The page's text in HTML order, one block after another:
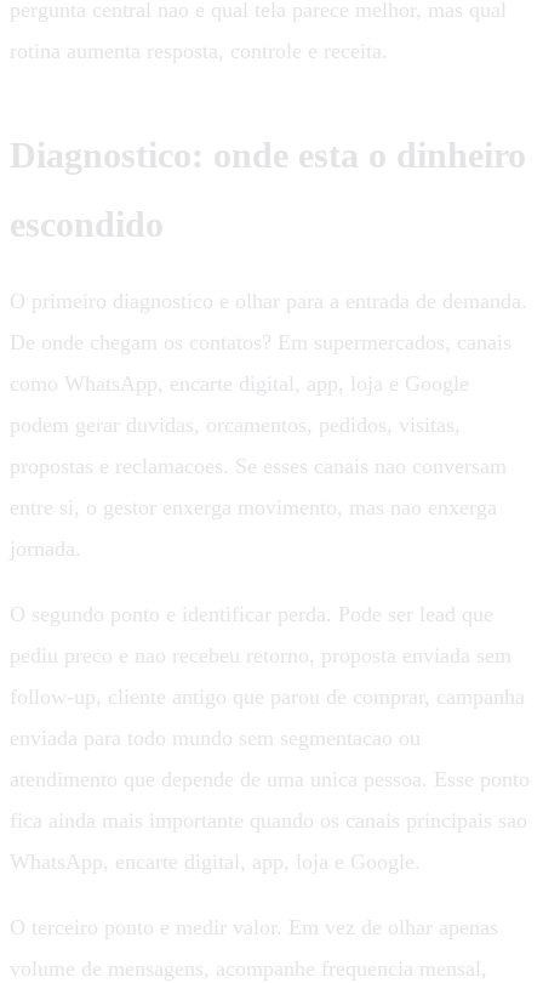
pergunta central nao e qual tela parece melhor, mas qual
rotina aumenta resposta, controle e receita.
Diagnostico: onde esta o dinheiro
escondido
O primeiro diagnostico e olhar para a entrada de demanda.
De onde chegam os contatos? Em supermercados, canais
como WhatsApp, encarte digital, app, loja e Google
podem gerar duvidas, orcamentos, pedidos, visitas,
propostas e reclamacoes. Se esses canais nao conversam
entre si, o gestor enxerga movimento, mas nao enxerga
jornada.
O segundo ponto e identificar perda. Pode ser lead que
pediu preco e nao recebeu retorno, proposta enviada sem
follow-up, cliente antigo que parou de comprar, campanha
enviada para todo mundo sem segmentacao ou
atendimento que depende de uma unica pessoa. Esse ponto
fica ainda mais importante quando os canais principais sao
WhatsApp, encarte digital, app, loja e Google.
O terceiro ponto e medir valor. Em vez de olhar apenas
volume de mensagens, acompanhe frequencia mensal,